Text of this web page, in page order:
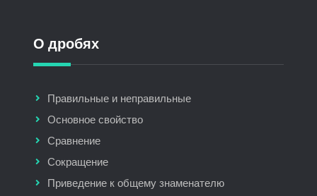
О дробях
Правильные и неправильные
Основное свойство
Сравнение
Сокращение
Приведение к общему знаменателю